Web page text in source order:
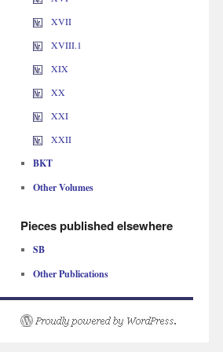
XVII
XVIII.1
XIX
XX
XXI
XXII
BKT
Other Volumes
Pieces published elsewhere
SB
Other Publications